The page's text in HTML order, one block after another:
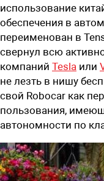
использование
обеспечения в
переименован в
свернул всю
компаний Tesla или
не лезть в нишу
свой Robocar как
пользования,
автономности по